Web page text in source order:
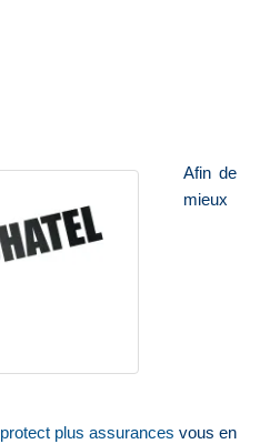
Afin de
mieux
protect plus assurances vous en